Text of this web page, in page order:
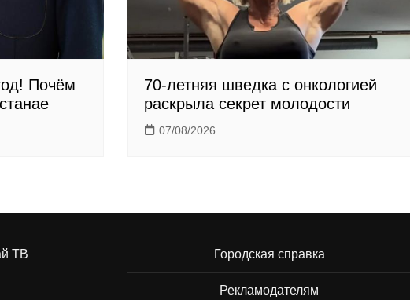
Почём
70-летняя шведка с онкологией
раскрыла секрет молодости
07/08/2026
ТВ
Городская справка
Рекламодателям